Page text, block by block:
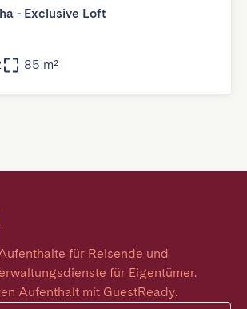
- Exclusive Loft
85 m²
für Reisende und
für Eigentümer.
Aufenthalt mit GuestReady.